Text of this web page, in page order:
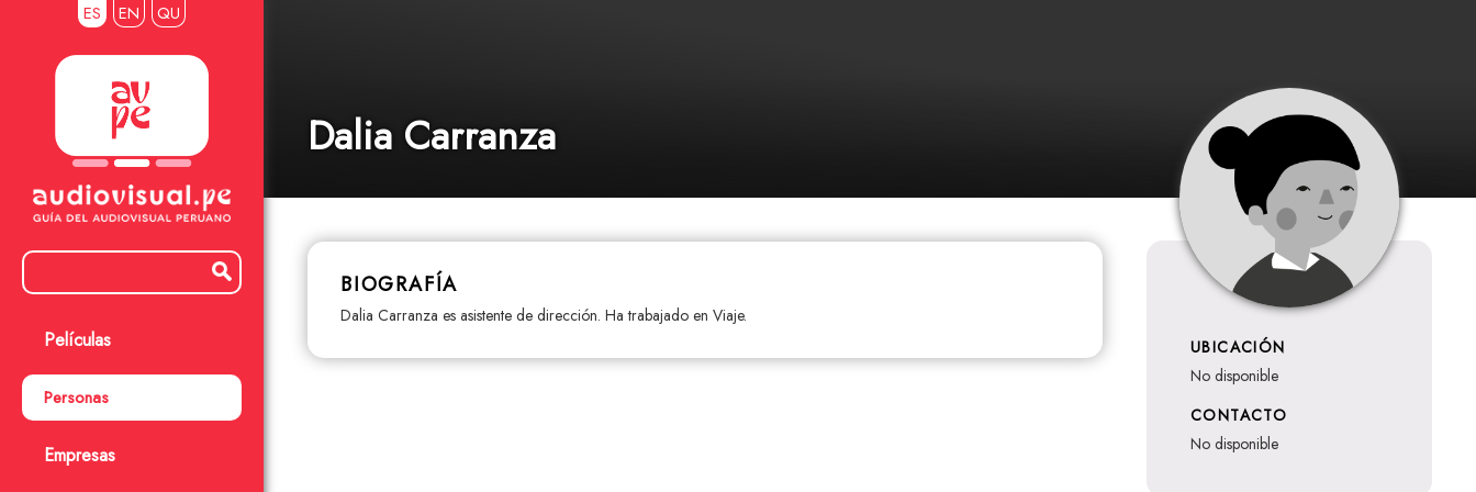
ES EN QU
Películas
Personas
Empresas
Dalia Carranza
BIOGRAFÍA
Dalia Carranza es asistente de dirección. Ha trabajado en Viaje.
UBICACIÓN
no disponible
CONTACTO
no disponible